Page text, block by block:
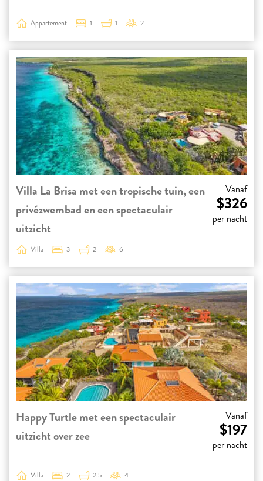
Appartement 1 1 2
Villa La Brisa met een tropische tuin, een
privézwembad en een spectaculair
uitzicht
Vanaf
$326
per nacht
Villa 3 2 6
Happy Turtle met een spectaculair
uitzicht over zee
Vanaf
$197
per nacht
Villa 2 2.5 4